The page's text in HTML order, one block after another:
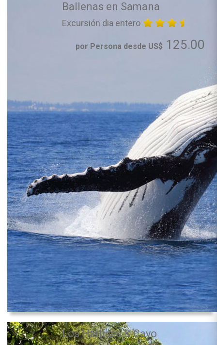
Ballenas en Samana
Excursión dia entero
por Persona desde US$ 125.00
Los Haitises & Cayo